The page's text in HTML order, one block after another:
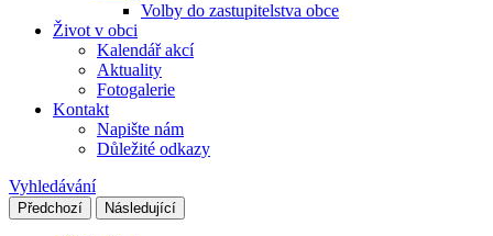
Volby do zastupitelstva obce
Život v obci
Kalendář akcí
Aktuality
Fotogalerie
Kontakt
Napište nám
Důležité odkazy
Vyhledávání
Předchozí Následující